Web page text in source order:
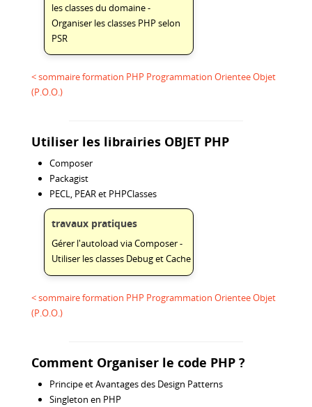
les classes du domaine -
Organiser les classes PHP selon
PSR
< sommaire formation PHP Programmation Orientee Objet
(P.O.O.)
Utiliser les librairies OBJET PHP
Composer
Packagist
PECL, PEAR et PHPClasses
travaux pratiques
Gérer l'autoload via Composer -
Utiliser les classes Debug et Cache
< sommaire formation PHP Programmation Orientee Objet
(P.O.O.)
Comment Organiser le code PHP ?
Principe et Avantages des Design Patterns
Singleton en PHP